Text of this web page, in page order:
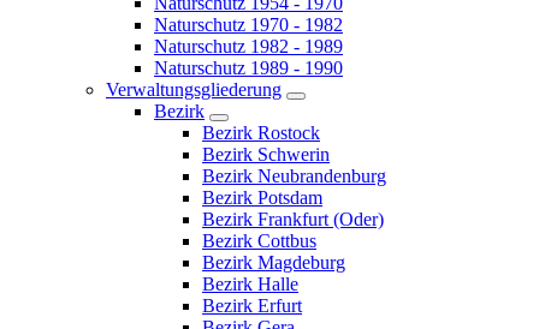
Naturschutz 1970 - 1982
Naturschutz 1982 - 1989
Naturschutz 1989 - 1990
Verwaltungsgliederung
Bezirk
Bezirk Rostock
Bezirk Schwerin
Bezirk Neubrandenburg
Bezirk Potsdam
Bezirk Frankfurt (Oder)
Bezirk Cottbus
Bezirk Magdeburg
Bezirk Halle
Bezirk Erfurt